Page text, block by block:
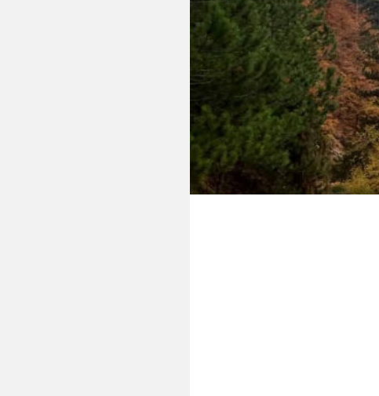
Τη συντήρηση αντιπυρικών
Τον καθαρισμό πρανών στο
Την καθημερινή επιτήρηση